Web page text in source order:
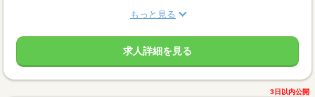
もっと見る
求人詳細を見る
3日以内公開